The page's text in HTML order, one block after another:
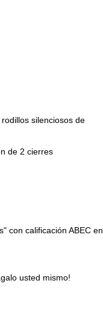
silenciosos de
de 2 cierres
con calificación ABEC en
usted mismo!